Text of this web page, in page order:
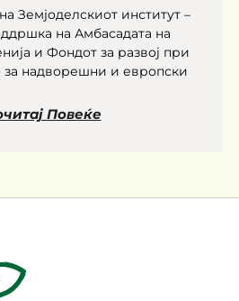
Земјоделскиот институт –
на Амбасадата на
и Фондот за развој при
за надворешни и европски
Повеќе